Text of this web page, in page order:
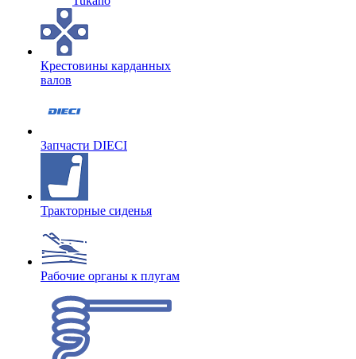
Крестовины карданных
валов
Запчасти DIECI
Тракторные сиденья
Рабочие органы к плугам